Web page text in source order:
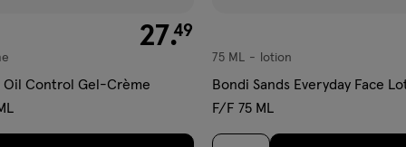
€ 27.49
27.49
Oil Control Gel-Crème
lotion
75 ML lotion
Bondi Sands Everyday Face
F/F 75 ML